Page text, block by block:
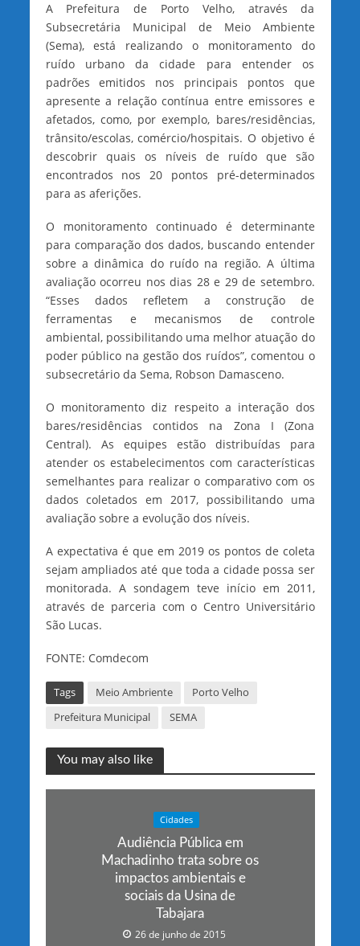
A Prefeitura de Porto Velho, através da
Subsecretária Municipal de Meio Ambiente
(Sema), está realizando o monitoramento do
ruído urbano da cidade para entender os
padrões emitidos nos principais pontos que
apresente a relação contínua entre emissores e
afetados, como, por exemplo, bares/residências,
trânsito/escolas, comércio/hospitais. O objetivo é
descobrir quais os níveis de ruído que são
encontrados nos 20 pontos pré-determinados
para as aferições.
O monitoramento continuado é determinante
para comparação dos dados, buscando entender
sobre a dinâmica do ruído na região. A última
avaliação ocorreu nos dias 28 e 29 de setembro.
“Esses dados refletem a construção de
ferramentas e mecanismos de controle
ambiental, possibilitando uma melhor atuação do
poder público na gestão dos ruídos”, comentou o
subsecretário da Sema, Robson Damasceno.
O monitoramento diz respeito a interação dos
bares/residências contidos na Zona I (Zona
Central). As equipes estão distribuídas para
atender os estabelecimentos com características
semelhantes para realizar o comparativo com os
dados coletados em 2017, possibilitando uma
avaliação sobre a evolução dos níveis.
A expectativa é que em 2019 os pontos de coleta
sejam ampliados até que toda a cidade possa ser
monitorada. A sondagem teve início em 2011,
através de parceria com o Centro Universitário
São Lucas.
FONTE: Comdecom
Tags Meio Ambriente
Porto Velho
Prefeitura Municipal
SEMA
You may also like
Cidades
Audiência Pública em
Machadinho trata sobre os
impactos ambientais e
sociais da Usina de
Tabajara
26 de junho de 2015